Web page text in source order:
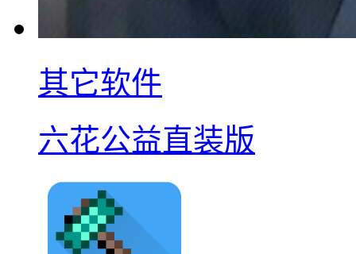
其它软件
六花公益直装版